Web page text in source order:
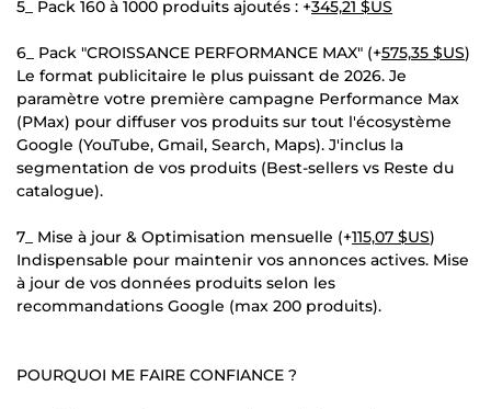
5_ Pack 160 à 1000 produits ajoutés : +345,21 $US
6_ Pack "CROISSANCE PERFORMANCE MAX" (+575,35 $US)
Le format publicitaire le plus puissant de 2026. Je
paramètre votre première campagne Performance Max
(PMax) pour diffuser vos produits sur tout l'écosystème
Google (YouTube, Gmail, Search, Maps). J'inclus la
segmentation de vos produits (Best-sellers vs Reste du
catalogue).
7_ Mise à jour & Optimisation mensuelle (+115,07 $US)
Indispensable pour maintenir vos annonces actives. Mise
à jour de vos données produits selon les
recommandations Google (max 200 produits).
POURQUOI ME FAIRE CONFIANCE ?